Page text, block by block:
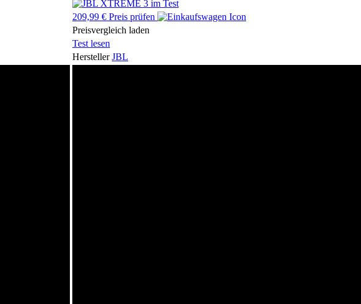
209,99 € Preis prüfen
Preisvergleich laden
Test lesen
Hersteller JBL